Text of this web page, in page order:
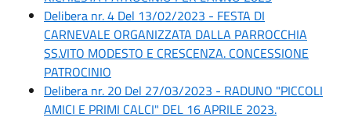
Delibera nr. 4 Del 13/02/2023 - FESTA DI
CARNEVALE ORGANIZZATA DALLA PARROCCHIA
SS.VITO MODESTO E CRESCENZA. CONCESSIONE
PATROCINIO
Delibera nr. 20 Del 27/03/2023 - RADUNO "PICCOLI
AMICI E PRIMI CALCI" DEL 16 APRILE 2023.